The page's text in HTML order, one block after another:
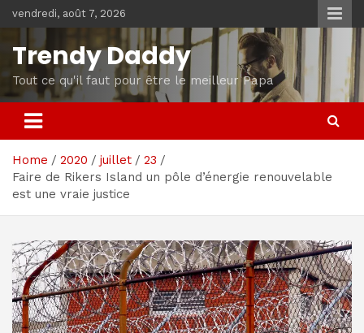
to
content
vendredi, août 7, 2026
Trendy Daddy
Tout ce qu'il faut pour être le meilleur Papa
Home 2020 juillet
23
Faire de Rikers Island un pôle d’énergie renouvelable
est une vraie justice